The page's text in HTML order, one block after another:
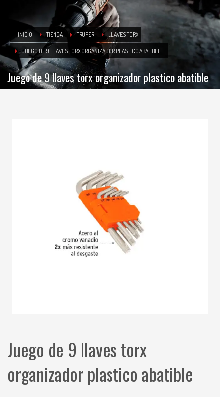
INICIO TIENDA TRUPER LLAVES TORX
JUEGO DE 9 LLAVES TORX ORGANIZADOR PLASTICO ABATIBLE
Juego de 9 llaves torx organizador plastico abatible
Juego de 9 llaves torx
organizador plastico abatible